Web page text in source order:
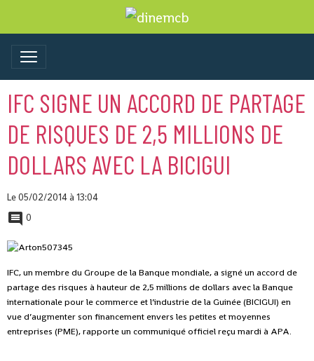
IFC SIGNE UN ACCORD DE PARTAGE
DE RISQUES DE 2,5 MILLIONS DE
DOLLARS AVEC LA BICIGUI
Le 05/02/2014à 13:04
0
IFC, un membre du Groupe de la Banque mondiale, a signé un accord de
partage des risques à hauteur de 2,5 millions de dollars avec la Banque
internationale pour le commerce et l’industrie de la Guinée (BICIGUI) en
vue d’augmenter son financement envers les petites et moyennes
entreprises (PME), rapporte un communiqué officiel reçu mardi à APA.